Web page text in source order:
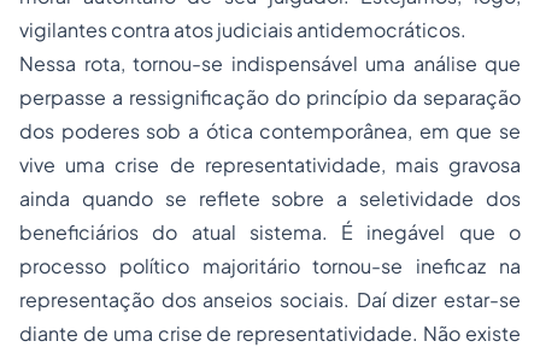
vigilantes contra atos judiciais antidemocráticos.
Nessa rota, tornou-se indispensável uma análise que
perpasse a ressignificação do princípio da separação
dos poderes sob a ótica contemporânea, em que se
vive uma crise de representatividade, mais gravosa
ainda quando se reflete sobre a seletividade dos
beneficiários do atual sistema. É inegável que o
processo político majoritário tornou-se ineficaz na
representação dos anseios sociais. Daí dizer estar-se
diante de uma crise de representatividade. Não existe